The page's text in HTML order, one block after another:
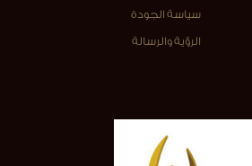
سياسة الجودة
الرؤية والرسالة